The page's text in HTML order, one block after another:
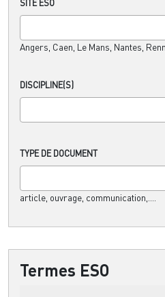
SITE ESO
Angers, Caen, Le Mans, Nantes,
DISCIPLINE(S)
TYPE DE DOCUMENT
article, ouvrage, communication,....
Termes ESO